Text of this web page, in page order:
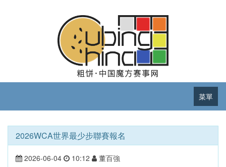
菜單
2026WCA世界最少步聯賽報名
2026-06-04 10:12
董百強